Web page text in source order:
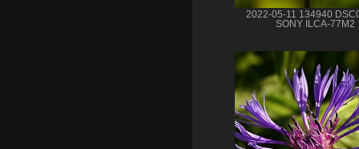
2022-05-11 134940
SONY ILCA-77M2